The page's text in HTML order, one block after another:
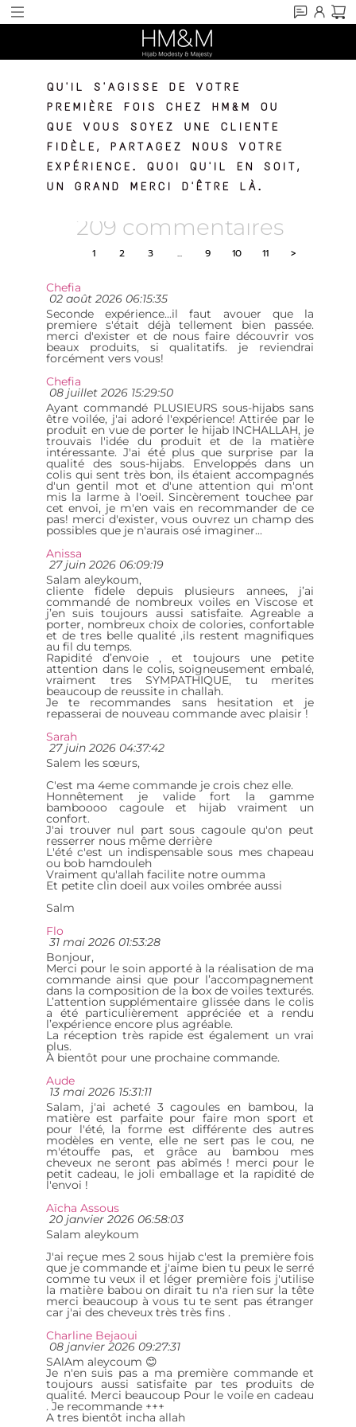
QU'IL S'AGISSE DE VOTRE
PREMIÈRE FOIS CHEZ HM&M OU
QUE VOUS SOYEZ UNE CLIENTE
FIDÈLE, PARTAGEZ NOUS VOTRE
EXPÉRIENCE. QUOI QU'IL EN SOIT,
UN GRAND MERCI D'ÊTRE LÀ.
209 commentaires
1 2 3 ... 9 10 11 >
Chefia
02 août 2026 06:15:35
Seconde expérience...il faut avouer que la
premiere s'était déjà tellement bien passée.
merci d'exister et de nous faire découvrir vos
beaux produits, si qualitatifs. je reviendrai
forcément vers vous!
Chefia
08 juillet 2026 15:29:50
Ayant commandé PLUSIEURS sous-hijabs sans
être voilée, j'ai adoré l'expérience! Attirée par le
produit en vue de porter le hijab INCHALLAH, je
trouvais l'idée du produit et de la matière
intéressante. J'ai été plus que surprise par la
qualité des sous-hijabs. Enveloppés dans un
colis qui sent très bon, ils étaient accompagnés
d'un gentil mot et d'une attention qui m'ont
mis la larme à l'oeil. Sincèrement touchee par
cet envoi, je m'en vais en recommander de ce
pas! merci d'exister, vous ouvrez un champ des
possibles que je n'aurais osé imaginer...
Anissa
27 juin 2026 06:09:19
Salam aleykoum,
cliente fidele depuis plusieurs annees, j’ai
commandé de nombreux voiles en Viscose et
j’en suis toujours aussi satisfaite. Agreable a
porter, nombreux choix de colories, confortable
et de tres belle qualité ,ils restent magnifiques
au fil du temps.
Rapidité d’envoie , et toujours une petite
attention dans le colis, soigneusement embalé,
vraiment tres SYMPATHIQUE, tu merites
beaucoup de reussite in challah.
Je te recommandes sans hesitation et je
repasserai de nouveau commande avec plaisir !
Sarah
27 juin 2026 04:37:42
Salem les sœurs,
C'est ma 4eme commande je crois chez elle.
Honnêtement je valide fort la gamme
bamboooo cagoule et hijab vraiment un
confort.
J'ai trouver nul part sous cagoule qu'on peut
resserrer nous même derrière
L'été c'est un indispensable sous mes chapeau
ou bob hamdouleh
Vraiment qu'allah facilite notre oumma
Et petite clin doeil aux voiles ombrée aussi
Salm
Flo
31 mai 2026 01:53:28
Bonjour,
Merci pour le soin apporté à la réalisation de ma
commande ainsi que pour l’accompagnement
dans la composition de la box de voiles texturés.
L’attention supplémentaire glissée dans le colis
a été particulièrement appréciée et a rendu
l’expérience encore plus agréable.
La réception très rapide est également un vrai
plus.
À bientôt pour une prochaine commande.
Aude
13 mai 2026 15:31:11
Salam, j'ai acheté 3 cagoules en bambou, la
matière est parfaite pour faire mon sport et
pour l'été, la forme est différente des autres
modèles en vente, elle ne sert pas le cou, ne
m'étouffe pas, et grâce au bambou mes
cheveux ne seront pas abîmés ! merci pour le
petit cadeau, le joli emballage et la rapidité de
l'envoi !
Aïcha Assous
20 janvier 2026 06:58:03
Salam aleykoum
J'ai reçue mes 2 sous hijab c'est la première fois
que je commande et j'aime bien tu peux le serré
comme tu veux il et léger première fois j'utilise
la matière babou on dirait tu n'a rien sur la tête
merci beaucoup à vous tu te sent pas étranger
car j'ai des cheveux très très fins .
Charline Bejaoui
08 janvier 2026 09:27:31
SAlAm aleycoum 😊
Je n'en suis pas a ma première commande et
toujours aussi satisfaite par tes produits de
qualité. Merci beaucoup Pour le voile en cadeau
. Je recommande +++
A tres bientôt incha allah